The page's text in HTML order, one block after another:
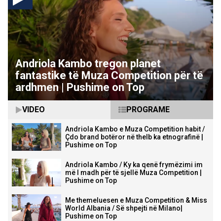
Andriola Kambo tregon planet
fantastike të Muza Competition për të
ardhmen | Pushime on Top
VIDEO PROGRAME
Andriola Kambo e Muza Competition habit /
Çdo brand botëror në thelb ka etnografinë |
Pushime on Top
Andriola Kambo / Ky ka qenë frymëzimi im
më I madh për të sjellë Muza Competition |
Pushime on Top
Me themeluesen e Muza Competition & Miss
World Albania / Së shpejti në Milano|
Pushime on Top